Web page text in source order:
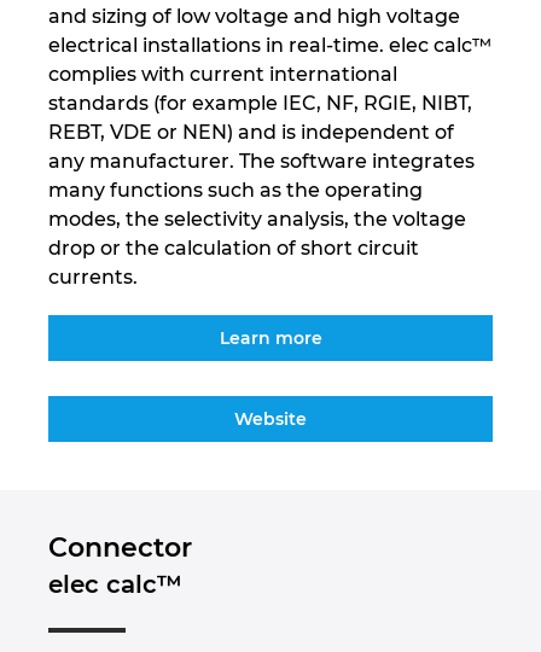
and sizing of low voltage and high voltage
electrical installations in real-time. elec calc™
complies with current international
standards (for example IEC, NF, RGIE, NIBT,
REBT, VDE or NEN) and is independent of
any manufacturer. The software integrates
many functions such as the operating
modes, the selectivity analysis, the voltage
drop or the calculation of short circuit
currents.
Learn more
Website
Connector
elec calc™
Kanada
Kolumbie
Litva
Lucembursko
Maďarsko
Nizozemsko
Norsko